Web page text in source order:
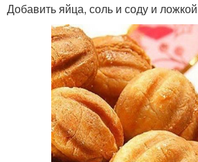
Добавить яйца, соль и соду и